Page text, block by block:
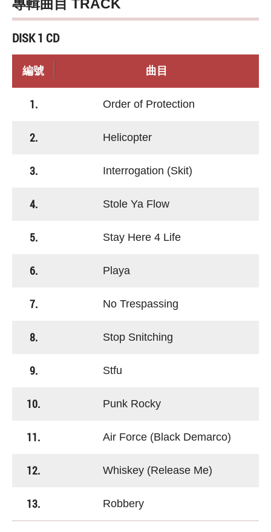
專輯曲目 TRACK
DISK 1 CD
編號 曲目
1. Order of Protection
2. Helicopter
3. Interrogation (Skit)
4. Stole Ya Flow
5. Stay Here 4 Life
6. Playa
7. No Trespassing
8. Stop Snitching
9. Stfu
10. Punk Rocky
11. Air Force (Black Demarco)
12. Whiskey (Release Me)
13. Robbery